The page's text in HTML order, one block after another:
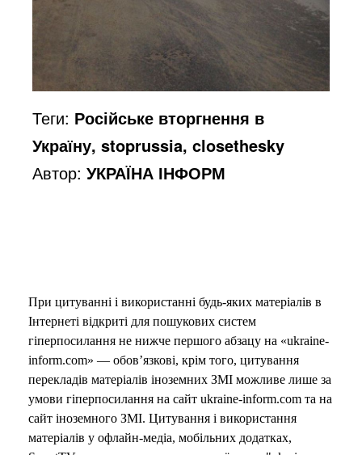
Теги: Російське вторгнення в
Україну, stoprussia, closethesky
Автор:УКРАЇНА ІНФОРМ
При цитуванні і використанні будь-яких матеріалів в
Інтернеті відкриті для пошукових систем
гіперпосилання не нижче першого абзацу на «ukraine-
inform.com» — обов’язкові, крім того, цитування
перекладів матеріалів іноземних ЗМІ можливе лише за
умови гіперпосилання на сайт ukraine-inform.com та на
сайт іноземного ЗМІ. Цитування і використання
матеріалів у офлайн-медіа, мобільних додатках,